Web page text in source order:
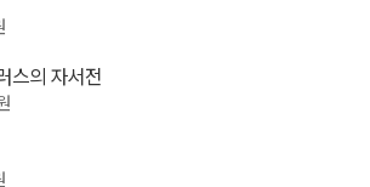
스의 자서전